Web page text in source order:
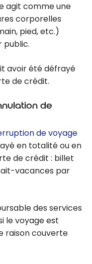
agit comme une
corporelles
pied, etc.)
public.
avoir été défrayé
de crédit.
de
de voyage
en totalité ou en
de crédit : billet
vacances par
des services
le voyage est
raison couverte